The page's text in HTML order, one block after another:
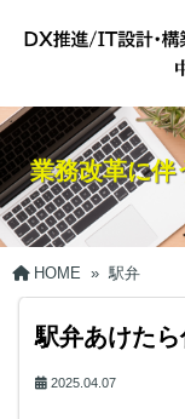
業務改革に伴
HOME » 駅弁
駅弁あけたら
2025.04.07